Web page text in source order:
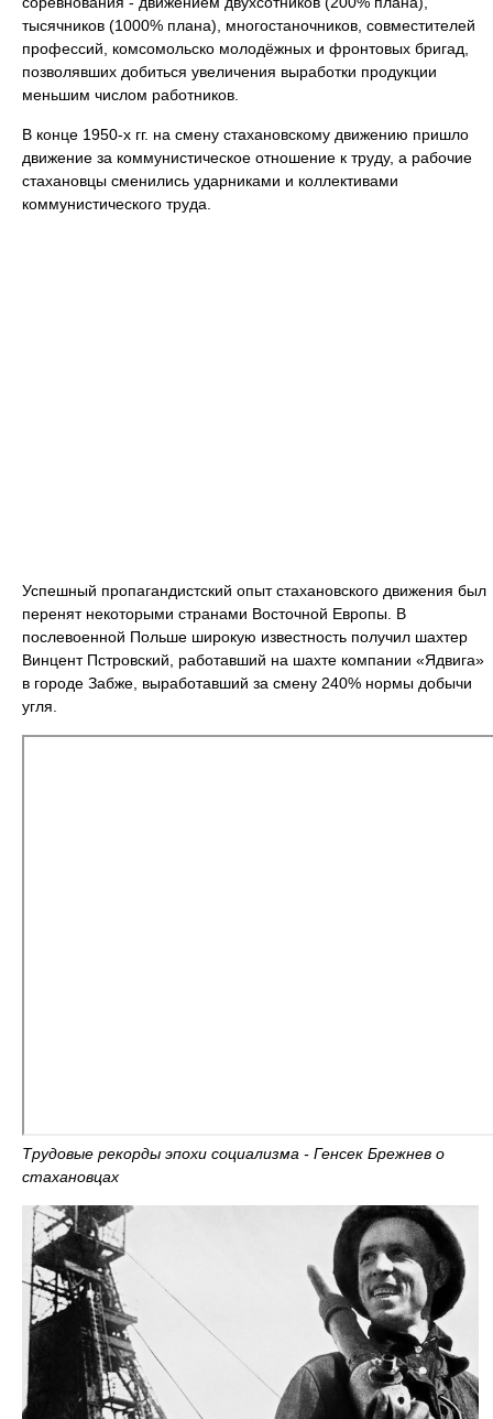
тысячников (1000% плана), многостаночников, совместителей
профессий, комсомольско молодёжных и фронтовых бригад,
позволявших добиться увеличения выработки продукции
меньшим числом работников.
В конце 1950-х гг. на смену стахановскому движению пришло
движение за коммунистическое отношение к труду, а рабочие
стахановцы сменились ударниками и коллективами
коммунистического труда.
Успешный пропагандистский опыт стахановского движения был
перенят некоторыми странами Восточной Европы. В
послевоенной Польше широкую известность получил шахтер
Винцент Пстровский, работавший на шахте компании «Ядвига»
в городе Забже, выработавший за смену 240% нормы добычи
угля.
Трудовые рекорды эпохи социализма - Генсек Брежнев о
стахановцах